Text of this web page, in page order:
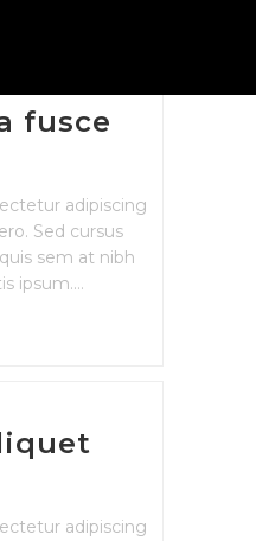
fusce
adipiscing
Sed cursus
sem at nibh
ipsum.…
adipiscing